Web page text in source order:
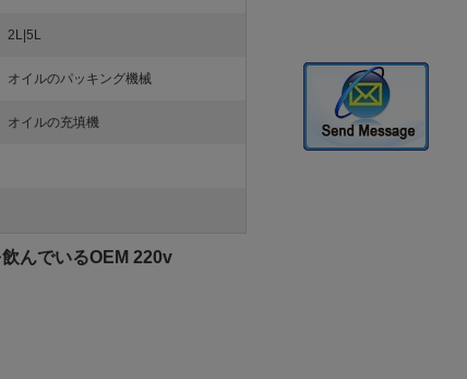
2L|5L
オイルのパッキング機械
オイルの充填機
んでいるOEM 220v